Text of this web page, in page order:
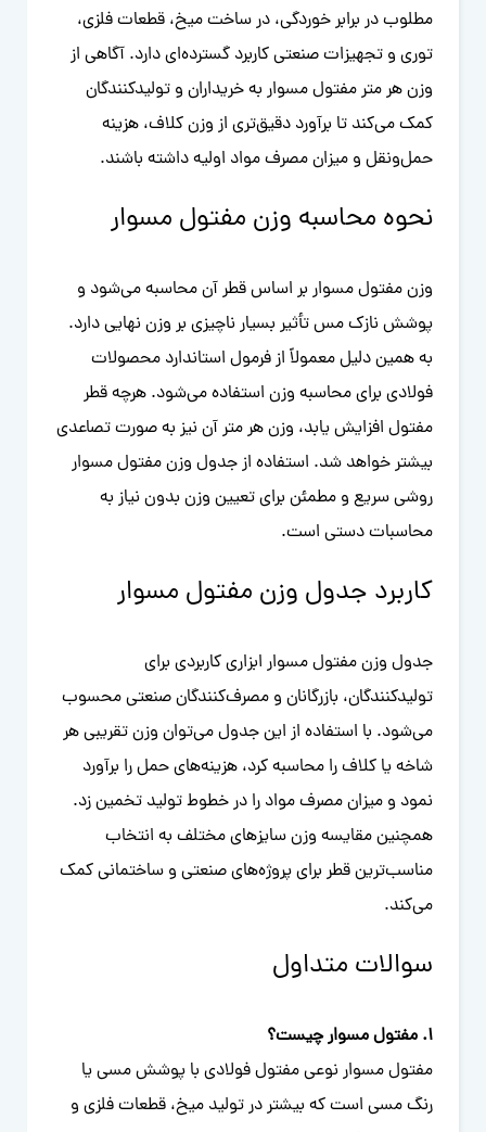
مطلوب در برابر خوردگی، در ساخت میخ، قطعات فلزی،
توری و تجهیزات صنعتی کاربرد گسترده‌ای دارد. آگاهی از
وزن هر متر مفتول مسوار به خریداران و تولیدکنندگان
کمک می‌کند تا برآورد دقیق‌تری از وزن کلاف، هزینه
حمل‌ونقل و میزان مصرف مواد اولیه داشته باشند.
نحوه محاسبه وزن مفتول مسوار
وزن مفتول مسوار بر اساس قطر آن محاسبه می‌شود و
پوشش نازک مس تأثیر بسیار ناچیزی بر وزن نهایی دارد.
به همین دلیل معمولاً از فرمول استاندارد محصولات
فولادی برای محاسبه وزن استفاده می‌شود. هرچه قطر
مفتول افزایش یابد، وزن هر متر آن نیز به صورت تصاعدی
بیشتر خواهد شد. استفاده از جدول وزن مفتول مسوار
روشی سریع و مطمئن برای تعیین وزن بدون نیاز به
محاسبات دستی است.
کاربرد جدول وزن مفتول مسوار
جدول وزن مفتول مسوار ابزاری کاربردی برای
تولیدکنندگان، بازرگانان و مصرف‌کنندگان صنعتی محسوب
می‌شود. با استفاده از این جدول می‌توان وزن تقریبی هر
شاخه یا کلاف را محاسبه کرد، هزینه‌های حمل را برآورد
نمود و میزان مصرف مواد را در خطوط تولید تخمین زد.
همچنین مقایسه وزن سایزهای مختلف به انتخاب
مناسب‌ترین قطر برای پروژه‌های صنعتی و ساختمانی کمک
می‌کند.
سوالات متداول
1. مفتول مسوار چیست؟
مفتول مسوار نوعی مفتول فولادی با پوشش مسی یا
رنگ مسی است که بیشتر در تولید میخ، قطعات فلزی و